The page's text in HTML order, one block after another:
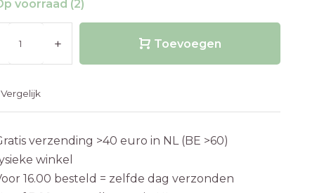
voorraad (2)
+ Toevoegen
Vergelijk
verzending >40 euro in NL (BE >60)
winkel
16.00 besteld = zelfde dag verzonden